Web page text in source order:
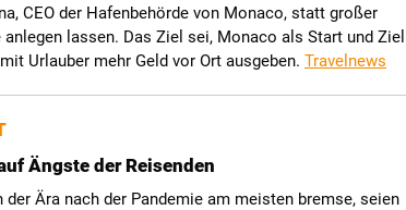
CEO der Hafenbehörde von Monaco, statt großer
lassen. Das Ziel sei, Monaco als Start und Ziel
Urlauber mehr Geld vor Ort ausgeben. Travelnews
Ängste der Reisenden
der Ära nach der Pandemie am meisten bremse, seien